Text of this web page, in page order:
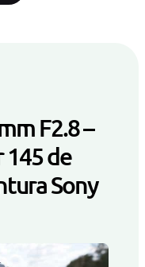
F2.8 –
de
Sony